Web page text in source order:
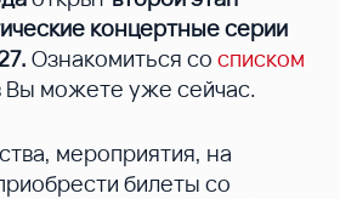
концертные серии
Ознакомиться со списком
Вы можете уже сейчас.
мероприятия, на
билеты со